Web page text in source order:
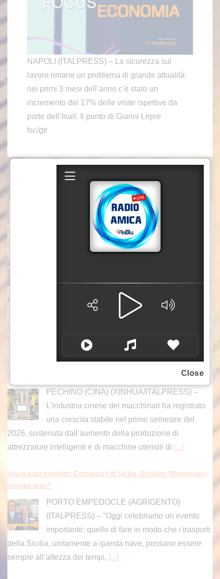
NAPOLI (ITALPRESS) – La sicurezza sul
lavoro rimane un problema di grande attualità:
nei primi 3 mesi dell’anno c’è stato un
incremento del 17% delle visite ispettive da
parte dell’Inail. Il punto di Gianni Lepre
fsc/gtr
ITALPRESS NEWS
Inaugurato il traghetto Costanza I di Sicilia, Schifani “Rispettati gl
i impegni” / Video
operativo il Costanza I di Sicilia, il primo
traghetto di proprietà della Regione Siciliana
[...]
mpegni presi”
Cina, cresce il settore macchinari, a trainare le “attrezzature inte
lligenti”
PECHINO (CINA) (XINHUA/ITALPRESS) –
L’industria cinese dei macchinari ha registrato
una crescita stabile nel primo semestre del
2026, sostenuta dall’aumento della produzione di
attrezzature intelligenti e di macchine utensili di [...]
Inaugurato traghetto Costanza I di Sicilia, Schifani “Mantenuto i
mpegni presi”
PORTO EMPEDOCLE (AGRIGENTO)
(ITALPRESS) – “Oggi celebriamo un evento
importante: quello di fare in modo che i trasporti
della Sicilia, unitamente a questa nave, possano essere
sempre all’altezza dei tempi, [...]
Close